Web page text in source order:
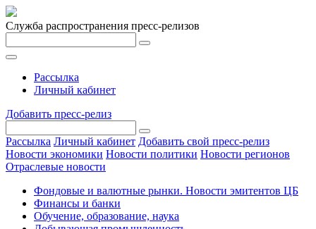
Служба распространения пресс-релизов
Рассылка
Личный кабинет
Добавить пресс-релиз
Рассылка Личный кабинет Добавить свой пресс-релиз
Новости экономики Новости политики Новости регионов
Отраслевые новости
Фондовые и валютные рынки. Новости эмитентов ЦБ
Финансы и банки
Обучение, образование, наука